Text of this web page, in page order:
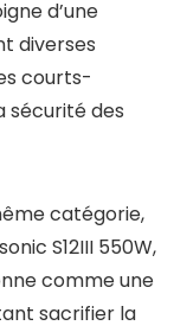
d’une
diverses
courts-
sécurité des
catégorie,
S12III 550W,
comme une
sacrifier la